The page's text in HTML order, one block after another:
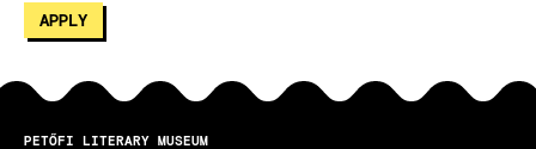
PETŐFI LITERARY MUSEUM